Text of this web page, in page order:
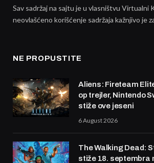
Sav sadržaj na sajtu je u vlasništvu Virtualni
neovlašćeno korišćenje sadržaja kažnjivo je
NE PROPUSTITE
Aliens: Fireteam
op trejler, Nintendo
stiže ove jeseni
6 August 2026
The Walking Dead:
stiže 18. septembra